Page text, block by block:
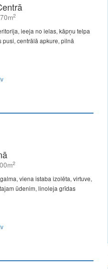
2
ieeja no ielas, kāpņu telpa
pusi, centrālā apkure, pilnā
2
viena istaba izolēta, virtuve,
ūdenim, linoleja grīdas